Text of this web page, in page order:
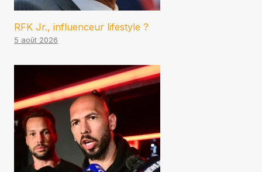
RFK Jr., influenceur lifestyle ?
5 août 2026